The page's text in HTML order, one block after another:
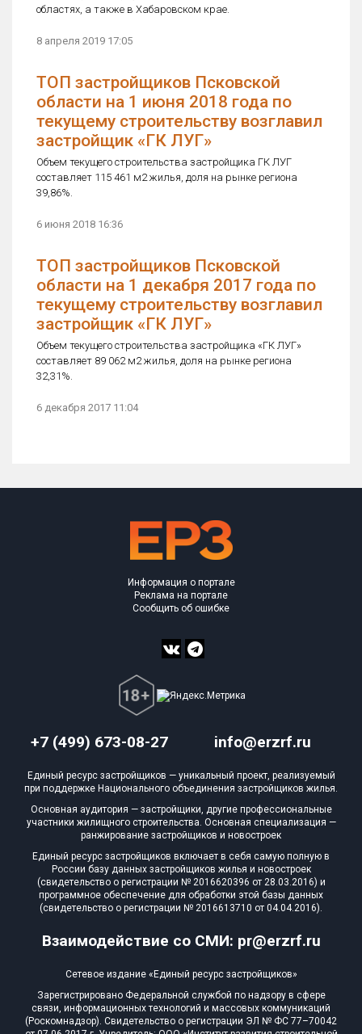
областях, а также в Хабаровском крае.
8 апреля 2019 17:05
ТОП застройщиков Псковской
области на 1 июня 2018 года по
текущему строительству возглавил
застройщик «ГК ЛУГ»
Объем текущего строительства застройщика ГК ЛУГ
составляет 115 461 м2 жилья, доля на рынке региона
39,86%.
6 июня 2018 16:36
ТОП застройщиков Псковской
области на 1 декабря 2017 года по
текущему строительству возглавил
застройщик «ГК ЛУГ»
Объем текущего строительства застройщика «ГК ЛУГ»
составляет 89 062 м2 жилья, доля на рынке региона
32,31%.
6 декабря 2017 11:04
+7 (499) 673-08-27 info@erzrf.ru
Взаимодействие со СМИ: pr@erzrf.ru
Информация о портале
Реклама на портале
Сообщить об ошибке
Единый ресурс застройщиков — уникальный проект, реализуемый
при поддержке Национального объединения застройщиков жилья.
Основная аудитория — застройщики, другие профессиональные
участники жилищного строительства. Основная специализация —
ранжирование застройщиков и новостроек
Единый ресурс застройщиков включает в себя самую полную в
России базу данных застройщиков жилья и новостроек
(свидетельство о регистрации № 2016620396 от 28.03.2016) и
программное обеспечение для обработки этой базы данных
(свидетельство о регистрации № 2016613710 от 04.04.2016).
Сетевое издание «Единый ресурс застройщиков»
Зарегистрировано Федеральной службой по надзору в сфере
связи, информационных технологий и массовых коммуникаций
(Роскомнадзор). Свидетельство о регистрации ЭЛ № ФС 77–70042